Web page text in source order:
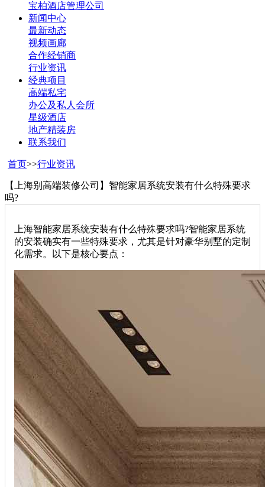
宝柏酒店管理公司
新闻中心
最新动态
视频画廊
合作经销商
行业资讯
经典项目
高端私宅
办公及私人会所
星级酒店
地产精装房
联系我们
首页>>行业资讯
【上海别高端装修公司】智能家居系统安装有什么特殊要求
吗?
上海智能家居系统安装有什么特殊要求吗?智能家居系统
的安装确实有一些特殊要求，尤其是针对豪华别墅的定制
化需求。以下是核心要点：